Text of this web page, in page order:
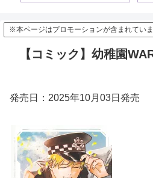
※本ページはプロモーションが含まれてい
【コミック】幼稚園
発売日：2025年10月03日発売